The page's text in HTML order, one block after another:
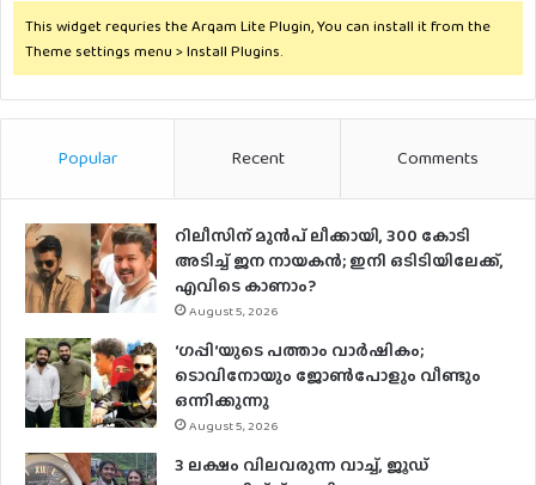
This widget requries the Arqam Lite Plugin, You can install it from the
Theme settings menu > Install Plugins.
Popular Recent Comments
റിലീസിന് മുൻപ് ലീക്കായി, 300 കോടി
അടിച്ച് ജന നായകൻ; ഇനി ഒടിടിയിലേക്ക്,
എവിടെ കാണാം?
August 5, 2026
‘ഗപ്പി‘യുടെ പത്താം വാർഷികം;
ടൊവിനോയും ജോൺപോളും വീണ്ടും
ഒന്നിക്കുന്നു
August 5, 2026
3 ലക്ഷം വിലവരുന്ന വാച്ച്, ജൂഡ്